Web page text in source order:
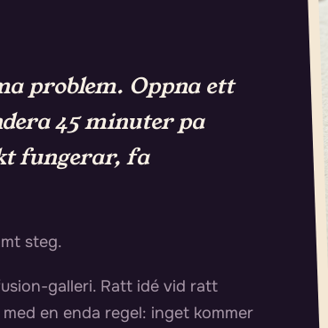
problem. Oppna ett
45 minuter pa
fungerar, fa
steg.
galleri. Ratt idé vid ratt
en enda regel: inget kommer